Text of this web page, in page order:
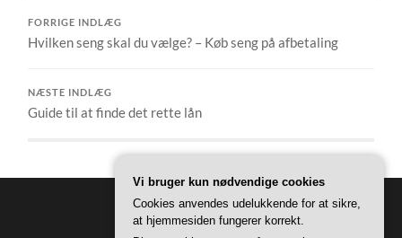
FORRIGE INDLÆG
Hvilken seng skal du vælge? – Køb seng på afbetaling
NÆSTE INDLÆG
Guide til at finde det rette lån
Vi bruger kun nødvendige cookies
Cookies anvendes udelukkende for at sikre,
at hjemmesiden fungerer korrekt.